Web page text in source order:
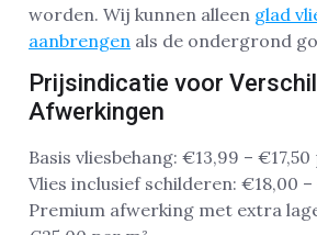
worden. Wij kunnen alleen glad
aanbrengen als de ondergrond
Prijsindicatie voor
Afwerkingen
Basis vliesbehang: €13,99 – €17,50
Vlies inclusief schilderen: €18,00
Premium afwerking met extra